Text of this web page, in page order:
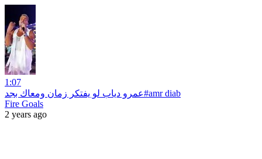
1:07
عمرو دياب لو يفتكر زمان ومعاك بجد#amr diab
Fire Goals
2 years ago